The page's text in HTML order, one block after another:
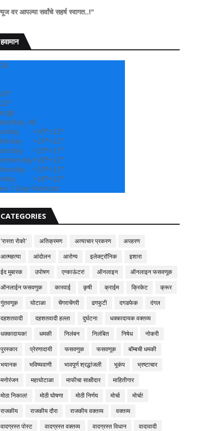
सहर्ष स्वागत..!"
हवामान
28
29°
22°
08
+30°+23°
+29°+22°
+29°+21°
+28°+22°
+29°+22°
+28°+22°
7-Day Forecast
CATEGORIES
'रास्ता रोको' अतिक्रमण अत्याचार प्रकरण
अपहरण
आत्महत्या
आंदोलन आरोग्य इलेक्ट्रॉनिक
इशारा
ईद मुबारक
उपोषण एन्काऊंटर! ऑनलाइन
ऑनलाइन फसवणूक
ऑनलाईन फसवणुक
कारवाई कृषी क्राईम क्रिकेट
क्रूर
गुंतवणूक
घोटाळा चेंगराचेंगरी ढगफुटी दगडफेक
दंगल
दहशतवादी
दहशतवादी हल्ला दुर्घटना
धक्कादायक वक्तव्य
धक्कादायक!
धमकी निलंबन निलंबित निषेध
नोकरी
पुरस्कार
प्रेरणादायी फसवणुक फसवणूक
बॉम्बची धमकी
भयानक
भविष्यवाणी भावपूर्ण श्रद्धांजली भूकंप
भ्रष्टाचार
मनोरंजन
महाघोटाळा माफीचा साक्षीदार
माहितीगार
मोठा निकाल!
मोठी घोषणा मोठी निर्णय मोर्चा
मोर्चा!
राजकीय
राजकीय दौरा राजकीय वक्तव्य
वक्तव्य
वादग्रस्त पोस्ट
वादग्रस्त वक्तव्य वादग्रस्त विधान
वादावादी